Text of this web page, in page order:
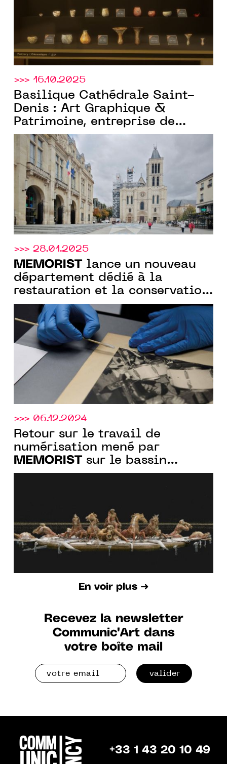
>>> 16.10.2025
Basilique Cathédrale Saint-
Denis : Art Graphique &
Patrimoine, entreprise de
MEMORIST, signe le parcours
immersif de la Fabrique de la
flèche
>>> 28.01.2025
MEMORIST lance un nouveau
département dédié à la
restauration et la conservation
de photographies
>>> 06.12.2024
Retour sur le travail de
numérisation mené par
MEMORIST sur le bassin
d’Apollon du Château de
En voir plus ➜
Recevez la newsletter
Communic'Art dans
votre boîte mail
valider
+33 1 43 20 10 49